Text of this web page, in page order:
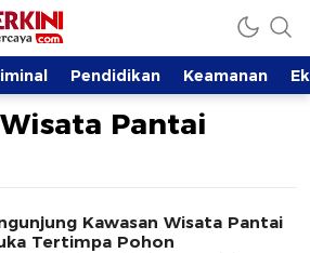
dan Terpercaya
Pendidikan Keamanan
Pantai
Kawasan Wisata Pantai
Tertimpa Pohon